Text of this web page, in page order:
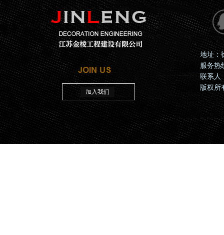
加入我们
地址：
服务热
联系人
版权所